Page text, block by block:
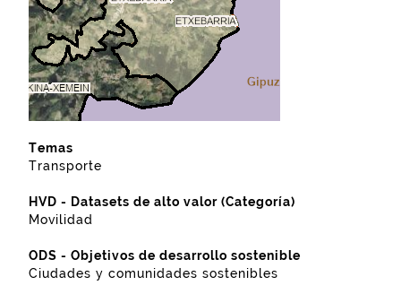
Temas
Transporte
HVD - Datasets de alto valor (Categoría)
Movilidad
ODS - Objetivos de desarrollo sostenible
Ciudades y comunidades sostenibles